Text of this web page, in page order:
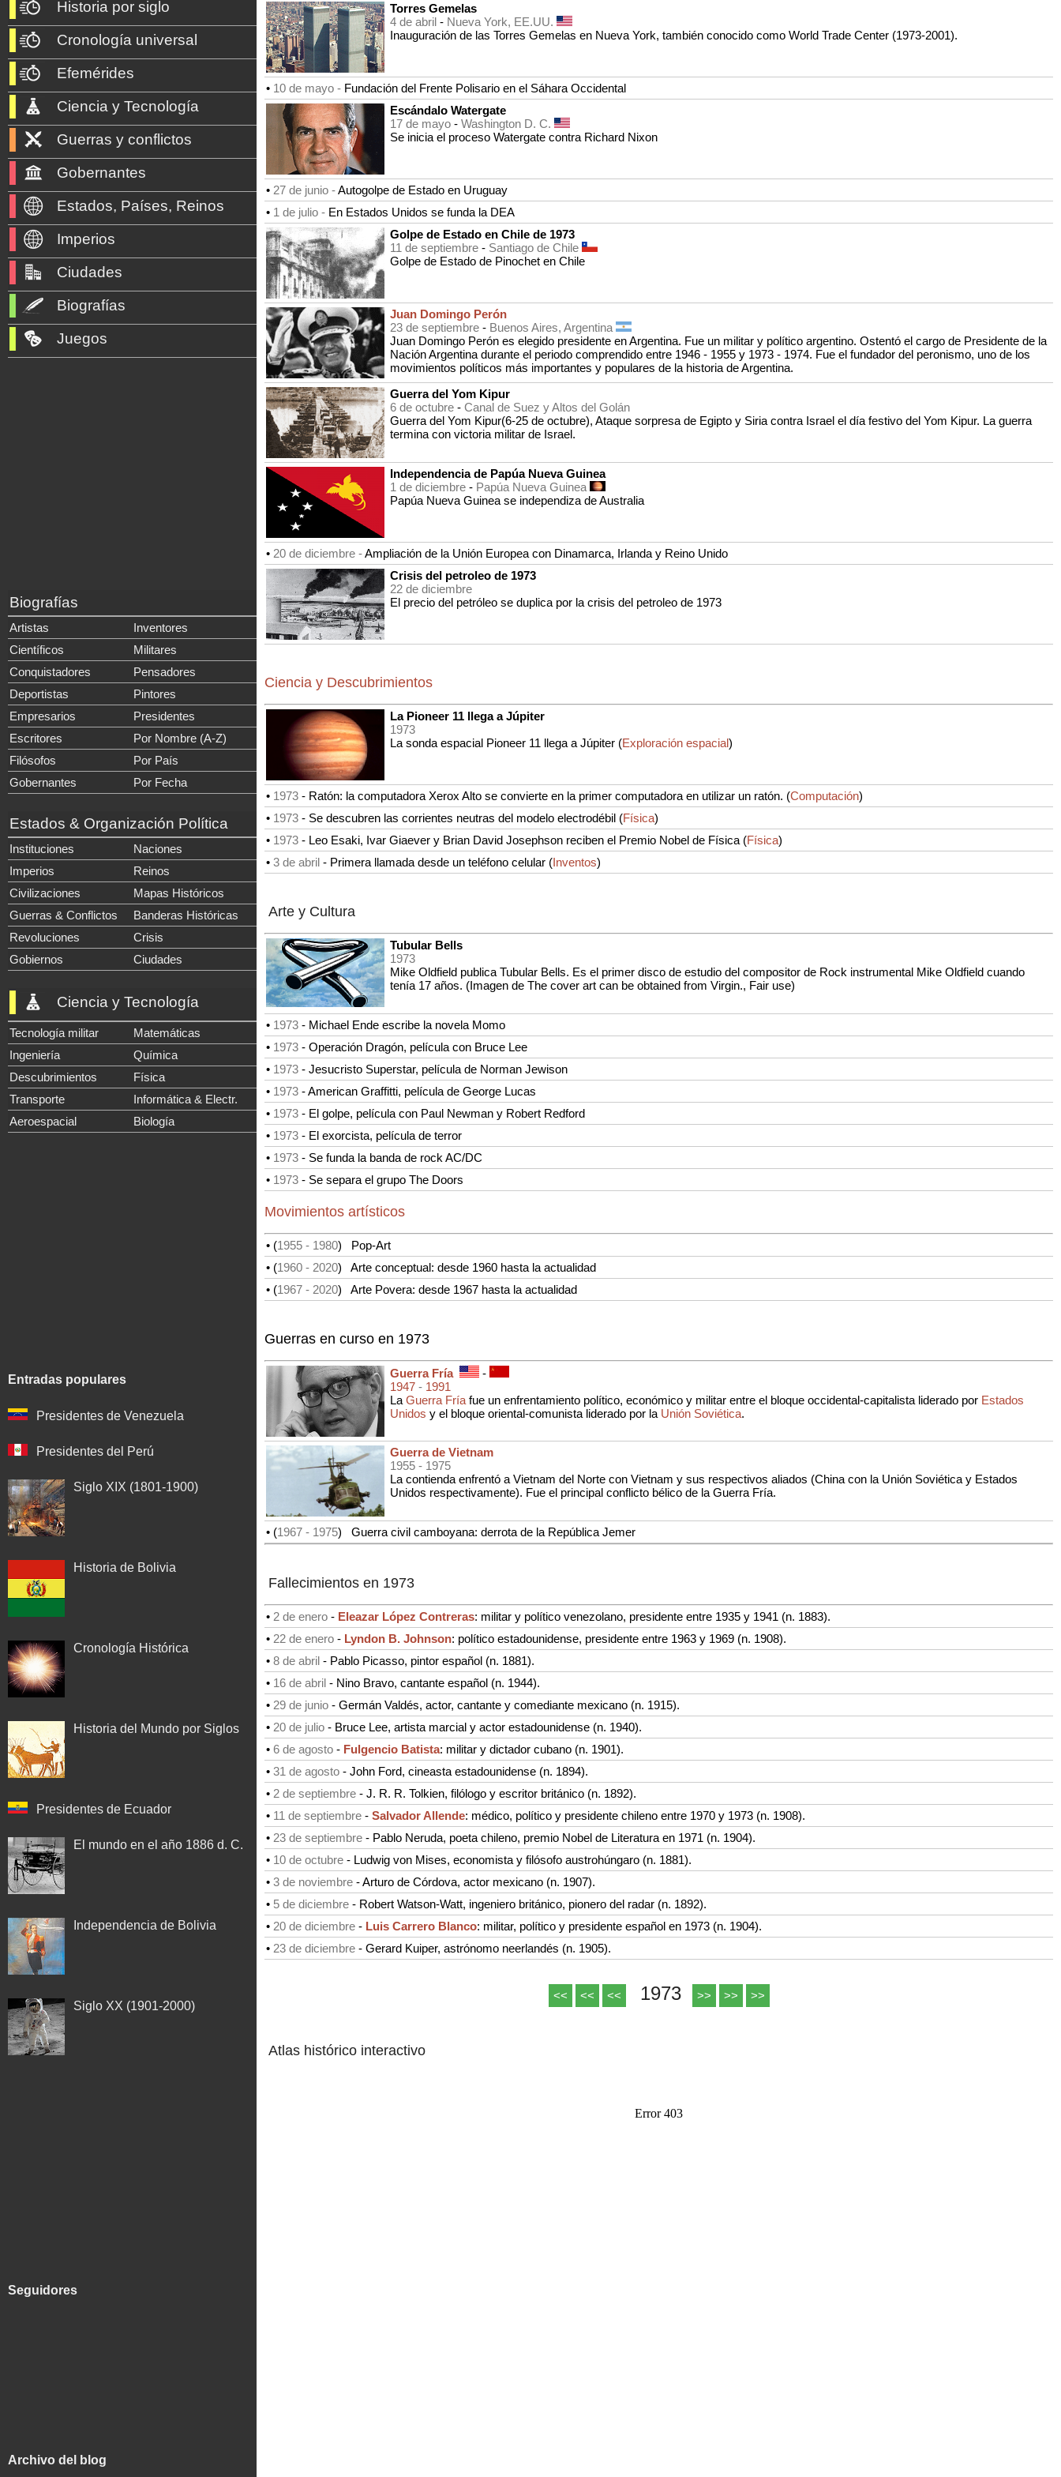
Torres Gemelas
4 de abril - Nueva York, EE.UU.
Inauguración de las Torres Gemelas en Nueva York, también conocido como World Trade Center (1973-2001).
• 10 de mayo - Fundación del Frente Polisario en el Sáhara Occidental
Escándalo Watergate
17 de mayo - Washington D. C.
Se inicia el proceso Watergate contra Richard Nixon
• 27 de junio -Autogolpe de Estado en Uruguay
• 1 de julio - En Estados Unidos se funda la DEA
Golpe de Estado en Chile de 1973
11 de septiembre - Santiago de Chile
Golpe de Estado de Pinochet en Chile
Juan Domingo Perón
23 de septiembre - Buenos Aires, Argentina
Juan Domingo Perón es elegido presidente en Argentina. Fue un militar y político argentino. Ostentó el cargo de Presidente de la
Nación Argentina durante el periodo comprendido entre 1946 - 1955 y 1973 - 1974. Fue el fundador del peronismo, uno de los
movimientos políticos más importantes y populares de la historia de Argentina.
Guerra del Yom Kipur
6 de octubre - Canal de Suez y Altos del Golán
Guerra del Yom Kipur(6-25 de octubre), Ataque sorpresa de Egipto y Siria contra Israel el día festivo del Yom Kipur. La guerra
termina con victoria militar de Israel.
Independencia de Papúa Nueva Guinea
1 de diciembre - Papúa Nueva Guinea
Papúa Nueva Guinea se independiza de Australia
• 20 de diciembre -Ampliación de la Unión Europea con Dinamarca, Irlanda y Reino Unido
Crisis del petroleo de 1973
22 de diciembre
El precio del petróleo se duplica por la crisis del petroleo de 1973
Ciencia y Descubrimientos
La Pioneer 11 llega a Júpiter
1973
La sonda espacial Pioneer 11 llega a Júpiter (Exploración espacial)
• 1973 - Ratón: la computadora Xerox Alto se convierte en la primer computadora en utilizar un ratón. (Computación)
• 1973 - Se descubren las corrientes neutras del modelo electrodébil (Física)
• 1973 - Leo Esaki, Ivar Giaever y Brian David Josephson reciben el Premio Nobel de Física (Física)
• 3 de abril - Primera llamada desde un teléfono celular (Inventos)
Arte y Cultura
Tubular Bells
1973
Mike Oldfield publica Tubular Bells. Es el primer disco de estudio del compositor de Rock instrumental Mike Oldfield cuando
tenía 17 años. (Imagen de The cover art can be obtained from Virgin., Fair use)
• 1973 - Michael Ende escribe la novela Momo
• 1973 - Operación Dragón, película con Bruce Lee
• 1973 - Jesucristo Superstar, película de Norman Jewison
• 1973 - American Graffitti, película de George Lucas
• 1973 - El golpe, película con Paul Newman y Robert Redford
• 1973 - El exorcista, película de terror
• 1973 - Se funda la banda de rock AC/DC
• 1973 - Se separa el grupo The Doors
Movimientos artísticos
• (1955 - 1980)
Pop-Art
• (1960 - 2020)
Arte conceptual: desde 1960 hasta la actualidad
• (1967 - 2020) Arte Povera: desde 1967 hasta la actualidad
Guerras en curso en 1973
Guerra Fría
-
1947 - 1991
La Guerra Fría fue un enfrentamiento político, económico y militar entre el bloque occidental-capitalista liderado por Estados
Unidos y el bloque oriental-comunista liderado por la Unión Soviética.
Guerra de Vietnam
1955 - 1975
La contienda enfrentó a Vietnam del Norte con Vietnam y sus respectivos aliados (China con la Unión Soviética y Estados
Unidos respectivamente). Fue el principal conflicto bélico de la Guerra Fría.
• (1967 - 1975) Guerra civil camboyana: derrota de la República Jemer
Fallecimientos en 1973
• 2 de enero - Eleazar López Contreras: militar y político venezolano, presidente entre 1935 y 1941 (n. 1883).
• 22 de enero - Lyndon B. Johnson: político estadounidense, presidente entre 1963 y 1969 (n. 1908).
• 8 de abril - Pablo Picasso, pintor español (n. 1881).
• 16 de abril - Nino Bravo, cantante español (n. 1944).
• 29 de junio - Germán Valdés, actor, cantante y comediante mexicano (n. 1915).
• 20 de julio - Bruce Lee, artista marcial y actor estadounidense (n. 1940).
• 6 de agosto - Fulgencio Batista: militar y dictador cubano (n. 1901).
• 31 de agosto - John Ford, cineasta estadounidense (n. 1894).
• 2 de septiembre - J. R. R. Tolkien, filólogo y escritor británico (n. 1892).
• 11 de septiembre - Salvador Allende: médico, político y presidente chileno entre 1970 y 1973 (n. 1908).
• 23 de septiembre - Pablo Neruda, poeta chileno, premio Nobel de Literatura en 1971 (n. 1904).
• 10 de octubre - Ludwig von Mises, economista y filósofo austrohúngaro (n. 1881).
• 3 de noviembre -Arturo de Córdova, actor mexicano (n. 1907).
• 5 de diciembre - Robert Watson-Watt, ingeniero británico, pionero del radar (n. 1892).
• 20 de diciembre - Luis Carrero Blanco: militar, político y presidente español en 1973 (n. 1904).
• 23 de diciembre - Gerard Kuiper, astrónomo neerlandés (n. 1905).
<< << << 1973 >> >> >>
Atlas histórico interactivo
Historia por siglo
Cronología universal
Efemérides
Ciencia y Tecnología
Guerras y conflictos
Gobernantes
Estados, Países, Reinos
Imperios
Ciudades
Biografías
Juegos
Biografías
Artistas
Inventores
Científicos
Militares
Conquistadores
Pensadores
Deportistas
Pintores
Empresarios
Presidentes
Escritores
Por Nombre (A-Z)
Filósofos
Por País
Gobernantes
Por Fecha
Estados & Organización Política
Instituciones
Naciones
Imperios
Reinos
Civilizaciones
Mapas Históricos
Guerras & Conflictos
Banderas Históricas
Revoluciones
Crisis
Gobiernos
Ciudades
Ciencia y Tecnología
Tecnología militar
Matemáticas
Ingeniería
Química
Descubrimientos
Física
Transporte
Informática & Electr.
Aeroespacial
Biología
Entradas populares
Presidentes de Venezuela
Presidentes del Perú
Siglo XIX (1801-1900)
Historia de Bolivia
Cronología Histórica
Historia del Mundo por Siglos
Presidentes de Ecuador
El mundo en el año 1886 d. C.
Independencia de Bolivia
Siglo XX (1901-2000)
Seguidores
Archivo del blog